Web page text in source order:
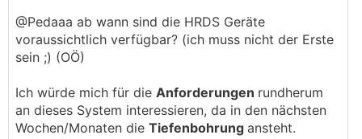
Kühlung.
Es gibt kein Vorkühlregister und kein
Kondensator-Register im Luftstrom mehr.
und als wassergekühlter Plattenwärmetauscher
ausgeführt.
@Pedaaa ab wann sind die HRDS Geräte
voraussichtlich verfügbar? (ich muss nicht der Erste
sein ;) (OÖ)
Ich würde mich für die Anforderungen rundherum
an dieses System interessieren, da in den nächsten
Wochen/Monaten die Tiefenbohrung ansteht.